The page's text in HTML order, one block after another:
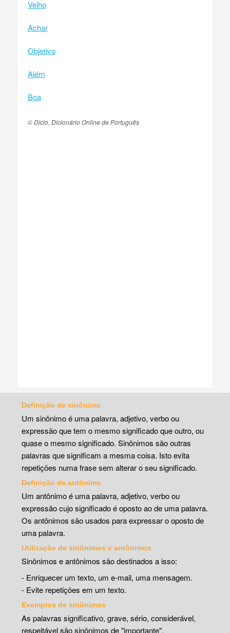
Velho
Achar
Objetivo
Além
Boa
© Dicio, Dicionário Online de Português
Definição de sinônimo
Um sinônimo é uma palavra, adjetivo, verbo ou
expressão que tem o mesmo significado que outro, ou
quase o mesmo significado. Sinônimos são outras
palavras que significam a mesma coisa. Isto evita
repetições numa frase sem alterar o seu significado.
Definição de antônimo
Um antônimo é uma palavra, adjetivo, verbo ou
expressão cujo significado é oposto ao de uma palavra.
Os antônimos são usados para expressar o oposto de
uma palavra.
Utilização de sinônimos e antônimos
Sinônimos e antônimos são destinados a isso:
- Enriquecer um texto, um e-mail, uma mensagem.
- Evite repetições em um texto.
Exemplos de sinônimos
As palavras significativo, grave, sério, considerável,
respeitável são sinônimos de "importante".